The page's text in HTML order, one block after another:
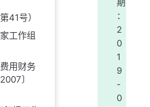
41号）
工作组
用财务
〕
期
：
2
0
1
9
-
0